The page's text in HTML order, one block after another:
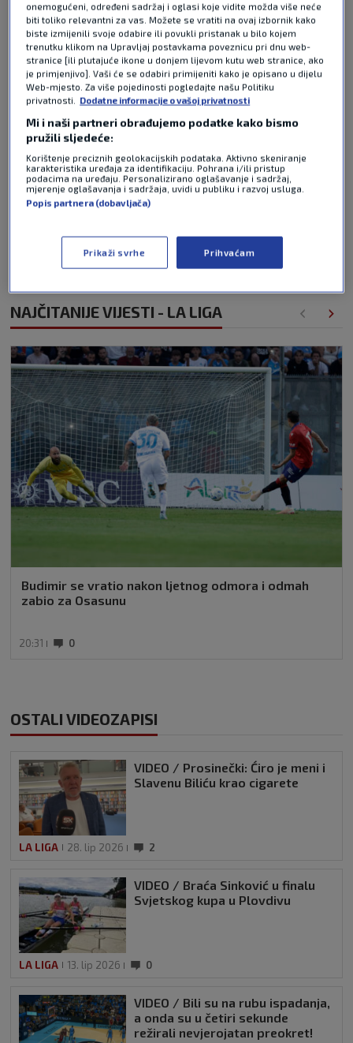
Pošalji odgovor
NAJČITANIJE VIJESTI - LA LIGA
Budimir se vratio nakon ljetnog odmora i odmah
zabio za Osasunu
20:31 0
OSTALI VIDEOZAPISI
VIDEO / Prosinečki: Ćiro je meni i
Slavenu Biliću krao cigarete
LA LIGA 28. lip 2026 2
VIDEO / Braća Sinković u finalu
Svjetskog kupa u Plovdivu
LA LIGA 13. lip 2026 0
VIDEO / Bili su na rubu ispadanja,
a onda su u četiri sekunde
režirali nevjerojatan preokret!
onemogućeni, određeni sadržaj i oglasi koje vidite možda više neće
biti toliko relevantni za vas. Možete se vratiti na ovaj izbornik kako
biste izmijenili svoje odabire ili povukli pristanak u bilo kojem
trenutku klikom na Upravljaj postavkama poveznicu pri dnu web-
stranice [ili plutajuće ikone u donjem lijevom kutu web stranice, ako
je primjenjivo]. Vaši će se odabiri primijeniti kako je opisano u dijelu
Web-mjesto. Za više pojedinosti pogledajte našu Politiku
privatnosti.
Dodatne informacije o vašoj privatnosti
Mi i naši partneri obrađujemo podatke kako bismo
pružili sljedeće:
Korištenje preciznih geolokacijskih podataka. Aktivno skeniranje
karakteristika uređaja za identifikaciju. Pohrana i/ili pristup
podacima na uređaju. Personalizirano oglašavanje i sadržaj,
mjerenje oglašavanja i sadržaja, uvidi u publiku i razvoj usluga.
Popis partnera (dobavljača)
Prikaži svrhe Prihvaćam